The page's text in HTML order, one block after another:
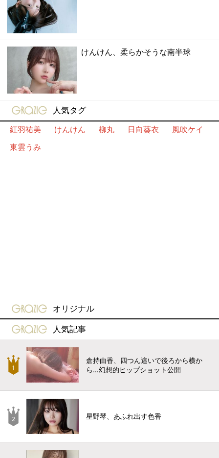
けんけん、柔らかそうな南半球
gravure-grazie
人気タグ
紅羽祐美
けんけん 柳丸 日向葵衣
風吹ケイ
東雲うみ
gravure-grazie
オリジナル
gravure-grazie
人気記事
倉持由香、四つん這いで後ろから横か
ら…幻想的ヒップショット公開
星野琴、あふれ出す色香